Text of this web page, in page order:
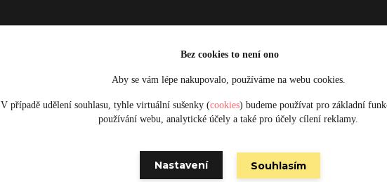
Upravit sběr cookies.
Obrázky jsou pouze ilustrativní © 2025 Designed by Damsikafe.cz
Bez cookies to není ono
Aby se vám lépe nakupovalo, používáme na webu cookies.
V případě udělení souhlasu, tyhle virtuální sušenky (cookies) budeme používat pro základní
používání webu, analytické účely a také pro účely cílení reklamy.
Nastavení Souhlasím